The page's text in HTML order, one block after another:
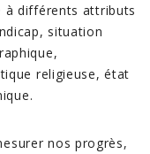
à différents attributs
situation
religieuse, état
nos progrès,